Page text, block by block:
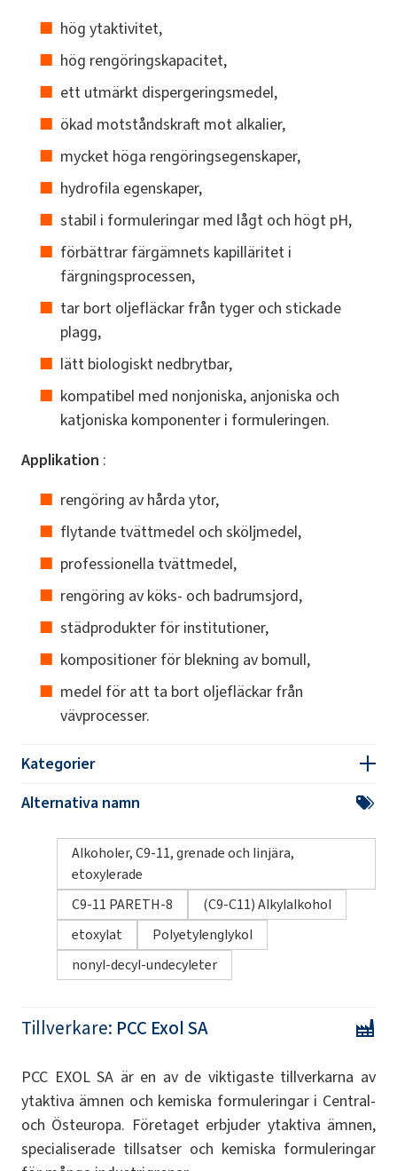
hög ytaktivitet,
hög rengöringskapacitet,
ett utmärkt dispergeringsmedel,
ökad motståndskraft mot alkalier,
mycket höga rengöringsegenskaper,
hydrofila egenskaper,
stabil i formuleringar med lågt och högt pH,
förbättrar färgämnets kapilläritet i
färgningsprocessen,
tar bort oljefläckar från tyger och stickade
plagg,
lätt biologiskt nedbrytbar,
kompatibel med nonjoniska, anjoniska och
katjoniska komponenter i formuleringen.
Applikation :
rengöring av hårda ytor,
flytande tvättmedel och sköljmedel,
professionella tvättmedel,
rengöring av köks- och badrumsjord,
städprodukter för institutioner,
kompositioner för blekning av bomull,
medel för att ta bort oljefläckar från
vävprocesser.
Kategorier
Alternativa namn
Alkoholer, C9-11, grenade och linjära,
etoxylerade
C9-11 PARETH-8
(C9-C11) Alkylalkohol
etoxylat
Polyetylenglykol
nonyl-decyl-undecyleter
Tillverkare: PCC Exol SA
PCC EXOL SA är en av de viktigaste tillverkarna av
ytaktiva ämnen och kemiska formuleringar i Central-
och Östeuropa. Företaget erbjuder ytaktiva ämnen,
specialiserade tillsatser och kemiska formuleringar